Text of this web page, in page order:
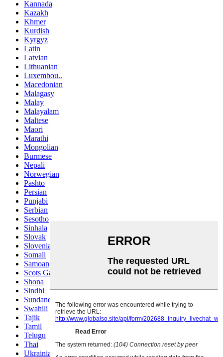
Kannada
Kazakh
Khmer
Kurdish
Kyrgyz
Latin
Latvian
Lithuanian
Luxembou..
Macedonian
Malagasy
Malay
Malayalam
Maltese
Maori
Marathi
Mongolian
Burmese
Nepali
Norwegian
Pashto
Persian
Punjabi
Serbian
Sesotho
Sinhala
Slovak
Slovenian
Somali
Samoan
Scots Gaelic
Shona
Sindhi
Sundanese
Swahili
Tajik
Tamil
Telugu
Thai
Ukrainian